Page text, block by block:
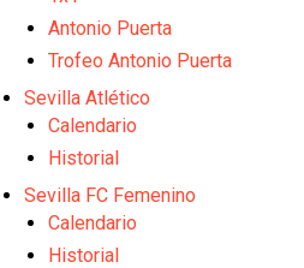
Vargas y Sow se
Odysseas Vlachodimos: “El
El Sevilla FC empieza a
Opinión | "Carta abierta a
El Sevilla oficializa el
Antonio Puerta
Trofeo Antonio Puerta
Sevilla Atlético
Calendario
Historial
Sevilla FC Femenino
Calendario
Historial